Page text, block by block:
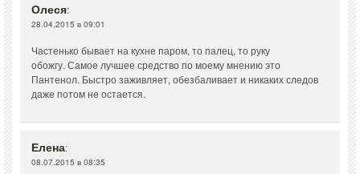
Олеся:
28.04.2015 в 09:01
Частенько бывает на кухне паром, то палец, то руку
обожгу. Самое лучшее средство по моему мнению это
Пантенол. Быстро заживляет, обезбаливает и никаких следов
даже потом не остается.
Елена:
08.07.2015 в 08:35